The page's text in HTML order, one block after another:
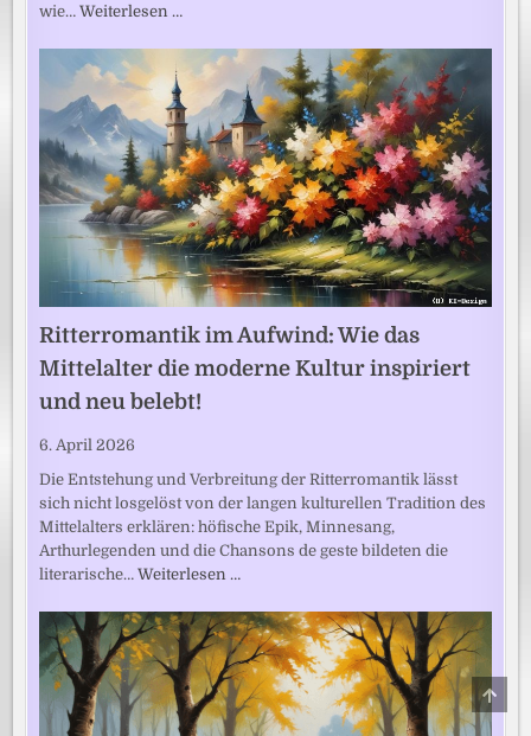
wie…Weiterlesen …
Ritterromantik im Aufwind: Wie das
Mittelalter die moderne Kultur inspiriert
und neu belebt!
6. April 2026
Die Entstehung und Verbreitung der Ritterromantik lässt
sich nicht losgelöst von der langen kulturellen Tradition des
Mittelalters erklären: höfische Epik, Minnesang,
Arthurlegenden und die Chansons de geste bildeten die
literarische…Weiterlesen …
TO